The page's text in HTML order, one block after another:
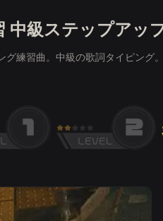
中級ステップアッ
練習曲。中級の歌詞タイピング。